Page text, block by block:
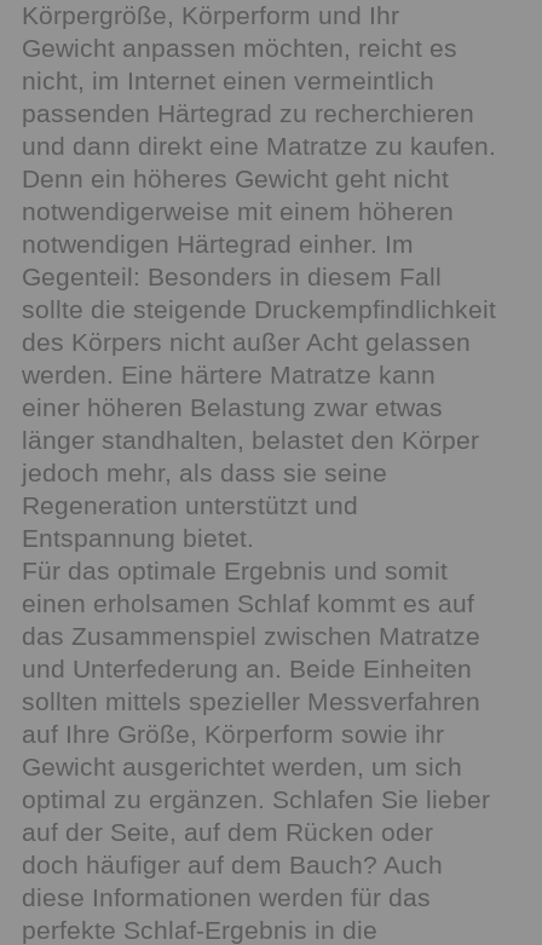
Körpergröße, Körperform und Ihr
Gewicht anpassen möchten, reicht es
nicht, im Internet einen vermeintlich
passenden Härtegrad zu recherchieren
und dann direkt eine Matratze zu kaufen.
Denn ein höheres Gewicht geht nicht
notwendigerweise mit einem höheren
notwendigen Härtegrad einher. Im
Gegenteil: Besonders in diesem Fall
sollte die steigende Druckempfindlichkeit
des Körpers nicht außer Acht gelassen
werden. Eine härtere Matratze kann
einer höheren Belastung zwar etwas
länger standhalten, belastet den Körper
jedoch mehr, als dass sie seine
Regeneration unterstützt und
Entspannung bietet.
Für das optimale Ergebnis und somit
einen erholsamen Schlaf kommt es auf
das Zusammenspiel zwischen Matratze
und Unterfederung an. Beide Einheiten
sollten mittels spezieller Messverfahren
auf Ihre Größe, Körperform sowie ihr
Gewicht ausgerichtet werden, um sich
optimal zu ergänzen. Schlafen Sie lieber
auf der Seite, auf dem Rücken oder
doch häufiger auf dem Bauch? Auch
diese Informationen werden für das
perfekte Schlaf-Ergebnis in die